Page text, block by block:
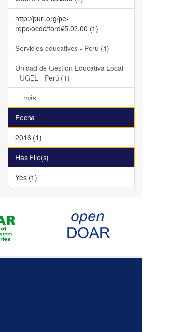
http://purl.org/pe-
repo/ocde/ford#5.03.00 (1)
Servicios educativos - Perú (1)
Unidad de Gestión Educativa Local
- UGEL - Perú (1)
... más
Fecha
2016 (1)
Has File(s)
Yes (1)